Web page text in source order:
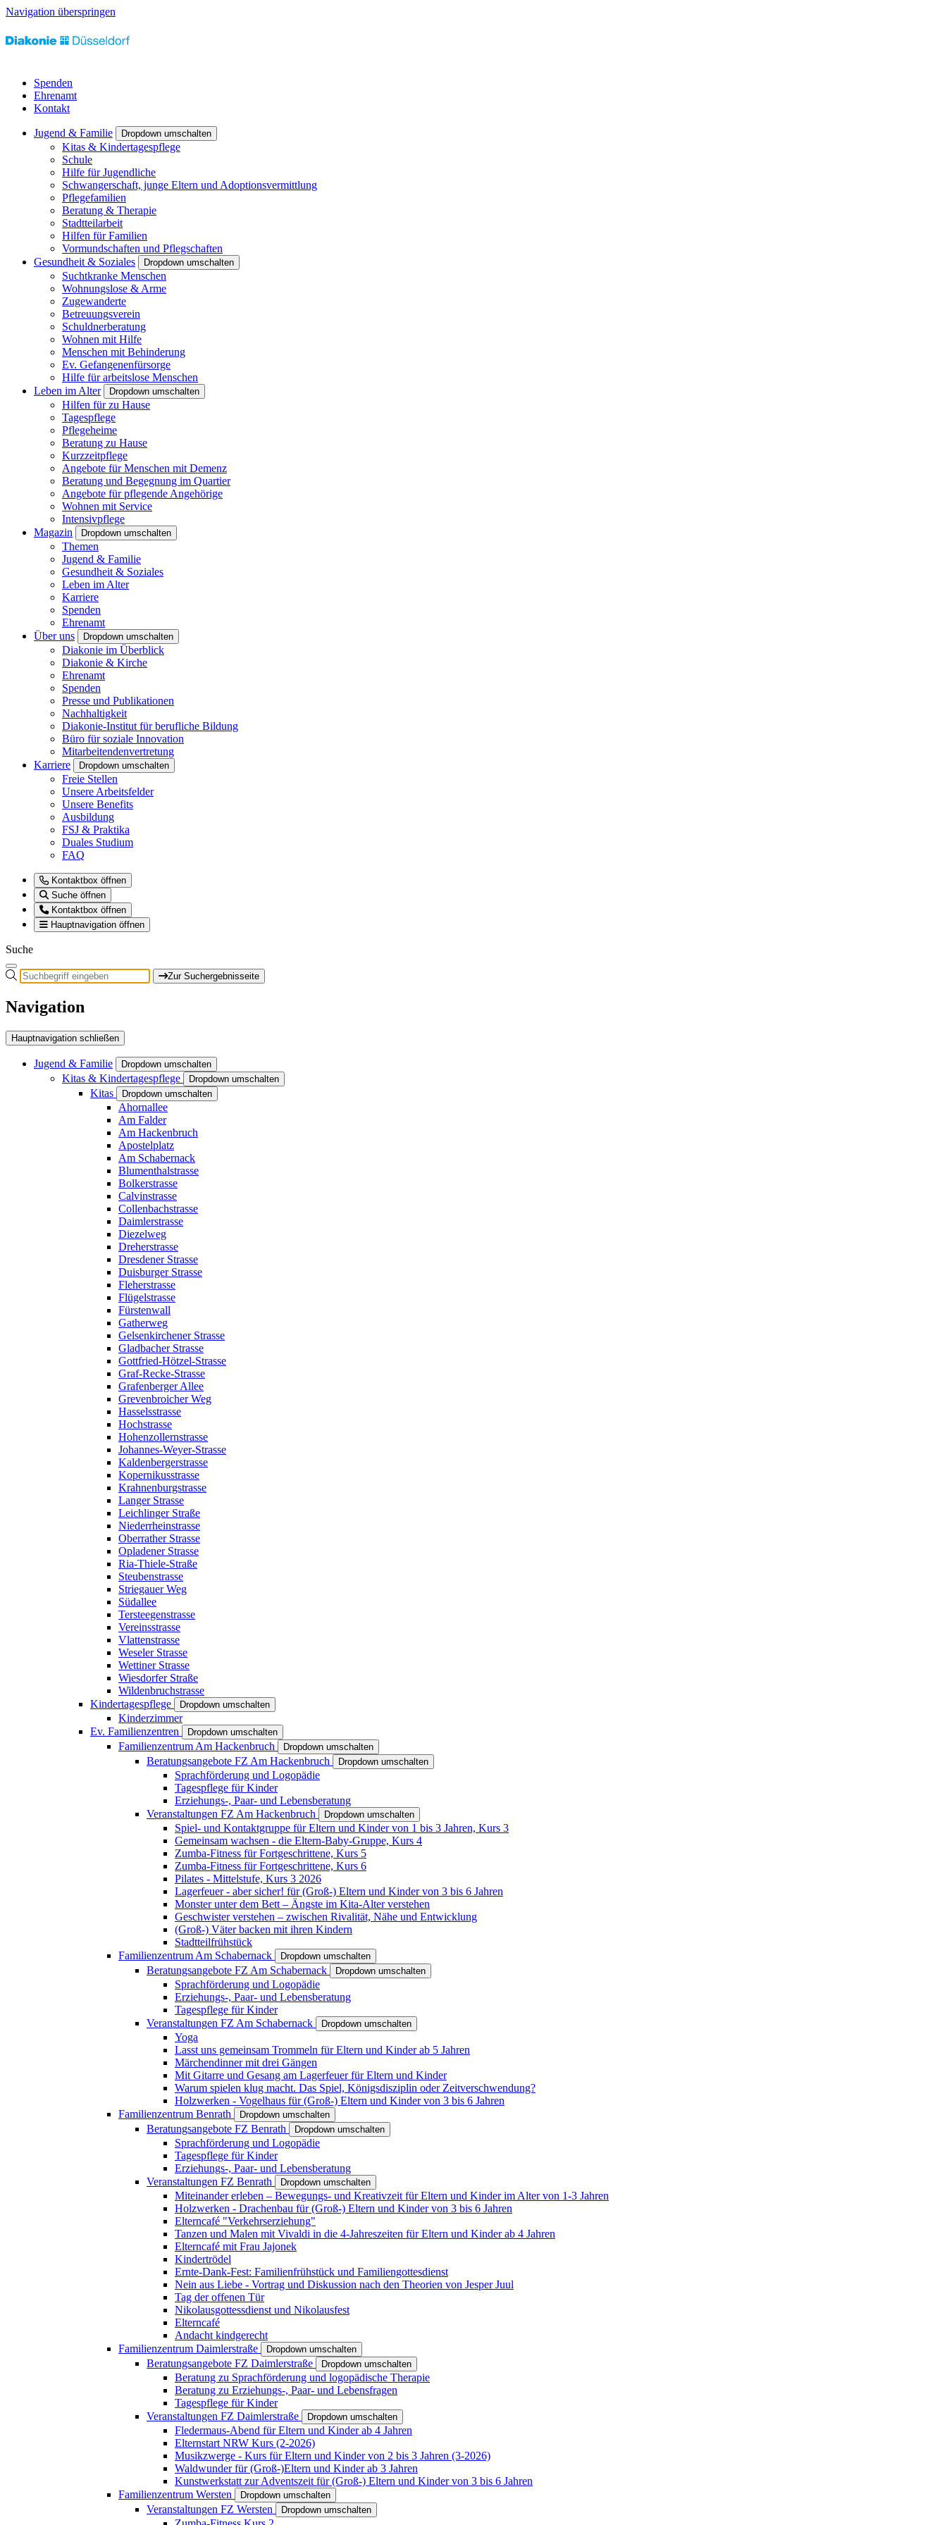
Navigation überspringen
Spenden
Ehrenamt
Kontakt
Jugend & Familie Dropdown umschalten
Kitas & Kindertagespflege
Schule
Hilfe für Jugendliche
Schwangerschaft, junge Eltern und Adoptionsvermittlung
Pflegefamilien
Beratung & Therapie
Stadtteilarbeit
Hilfen für Familien
Vormundschaften und Pflegschaften
Gesundheit & Soziales
Dropdown umschalten
Suchtkranke Menschen
Wohnungslose & Arme
Zugewanderte
Betreuungsverein
Schuldnerberatung
Wohnen mit Hilfe
Menschen mit Behinderung
Ev. Gefangenenfürsorge
Hilfe für arbeitslose Menschen
Leben im Alter
Dropdown umschalten
Hilfen für zu Hause
Tagespflege
Pflegeheime
Beratung zu Hause
Kurzzeitpflege
Angebote für Menschen mit Demenz
Beratung und Begegnung im Quartier
Angebote für pflegende Angehörige
Wohnen mit Service
Intensivpflege
Magazin
Dropdown umschalten
Themen
Jugend & Familie
Gesundheit & Soziales
Leben im Alter
Karriere
Spenden
Ehrenamt
Über uns
Dropdown umschalten
Diakonie im Überblick
Diakonie & Kirche
Ehrenamt
Spenden
Presse und Publikationen
Nachhaltigkeit
Diakonie-Institut für berufliche Bildung
Büro für soziale Innovation
Mitarbeitendenvertretung
Karriere
Dropdown umschalten
Freie Stellen
Unsere Arbeitsfelder
Unsere Benefits
Ausbildung
FSJ & Praktika
Duales Studium
FAQ
Kontaktbox öffnen
Suche öffnen
Kontaktbox öffnen
Hauptnavigation öffnen
Suche
Zur Suchergebnisseite
Navigation
Hauptnavigation schließen
Jugend & Familie Dropdown umschalten
Kitas & Kindertagespflege Dropdown umschalten
Kitas Dropdown umschalten
Ahornallee
Am Falder
Am Hackenbruch
Apostelplatz
Am Schabernack
Blumenthalstrasse
Bolkerstrasse
Calvinstrasse
Collenbachstrasse
Daimlerstrasse
Diezelweg
Dreherstrasse
Dresdener Strasse
Duisburger Strasse
Fleherstrasse
Flügelstrasse
Fürstenwall
Gatherweg
Gelsenkirchener Strasse
Gladbacher Strasse
Gottfried-Hötzel-Strasse
Graf-Recke-Strasse
Grafenberger Allee
Grevenbroicher Weg
Hasselsstrasse
Hochstrasse
Hohenzollernstrasse
Johannes-Weyer-Strasse
Kaldenbergerstrasse
Kopernikusstrasse
Krahnenburgstrasse
Langer Strasse
Leichlinger Straße
Niederrheinstrasse
Oberrather Strasse
Opladener Strasse
Ria-Thiele-Straße
Steubenstrasse
Striegauer Weg
Südallee
Tersteegenstrasse
Vereinsstrasse
Vlattenstrasse
Weseler Strasse
Wettiner Strasse
Wiesdorfer Straße
Wildenbruchstrasse
Kindertagespflege
Dropdown umschalten
Kinderzimmer
Ev. Familienzentren
Dropdown umschalten
Familienzentrum Am Hackenbruch Dropdown umschalten
Beratungsangebote FZ Am Hackenbruch Dropdown umschalten
Sprachförderung und Logopädie
Tagespflege für Kinder
Erziehungs-, Paar- und Lebensberatung
Veranstaltungen FZ Am Hackenbruch
Dropdown umschalten
Spiel- und Kontaktgruppe für Eltern und Kinder von 1 bis 3 Jahren, Kurs 3
Gemeinsam wachsen - die Eltern-Baby-Gruppe, Kurs 4
Zumba-Fitness für Fortgeschrittene, Kurs 5
Zumba-Fitness für Fortgeschrittene, Kurs 6
Pilates - Mittelstufe, Kurs 3 2026
Lagerfeuer - aber sicher! für (Groß-) Eltern und Kinder von 3 bis 6 Jahren
Monster unter dem Bett – Ängste im Kita-Alter verstehen
Geschwister verstehen – zwischen Rivalität, Nähe und Entwicklung
(Groß-) Väter backen mit ihren Kindern
Stadtteilfrühstück
Familienzentrum Am Schabernack
Dropdown umschalten
Beratungsangebote FZ Am Schabernack Dropdown umschalten
Sprachförderung und Logopädie
Erziehungs-, Paar- und Lebensberatung
Tagespflege für Kinder
Veranstaltungen FZ Am Schabernack
Dropdown umschalten
Yoga
Lasst uns gemeinsam Trommeln für Eltern und Kinder ab 5 Jahren
Märchendinner mit drei Gängen
Mit Gitarre und Gesang am Lagerfeuer für Eltern und Kinder
Warum spielen klug macht. Das Spiel, Königsdisziplin oder Zeitverschwendung?
Holzwerken - Vogelhaus für (Groß-) Eltern und Kinder von 3 bis 6 Jahren
Familienzentrum Benrath
Dropdown umschalten
Beratungsangebote FZ Benrath Dropdown umschalten
Sprachförderung und Logopädie
Tagespflege für Kinder
Erziehungs-, Paar- und Lebensberatung
Veranstaltungen FZ Benrath
Dropdown umschalten
Miteinander erleben – Bewegungs- und Kreativzeit für Eltern und Kinder im Alter von 1-3 Jahren
Holzwerken - Drachenbau für (Groß-) Eltern und Kinder von 3 bis 6 Jahren
Elterncafé "Verkehrserziehung"
Tanzen und Malen mit Vivaldi in die 4-Jahreszeiten für Eltern und Kinder ab 4 Jahren
Elterncafé mit Frau Jajonek
Kindertrödel
Ernte-Dank-Fest: Familienfrühstück und Familiengottesdienst
Nein aus Liebe - Vortrag und Diskussion nach den Theorien von Jesper Juul
Tag der offenen Tür
Nikolausgottessdienst und Nikolausfest
Elterncafé
Andacht kindgerecht
Familienzentrum Daimlerstraße
Dropdown umschalten
Beratungsangebote FZ Daimlerstraße Dropdown umschalten
Beratung zu Sprachförderung und logopädische Therapie
Beratung zu Erziehungs-, Paar- und Lebensfragen
Tagespflege für Kinder
Veranstaltungen FZ Daimlerstraße
Dropdown umschalten
Fledermaus-Abend für Eltern und Kinder ab 4 Jahren
Elternstart NRW Kurs (2-2026)
Musikzwerge - Kurs für Eltern und Kinder von 2 bis 3 Jahren (3-2026)
Waldwunder für (Groß-)Eltern und Kinder ab 3 Jahren
Kunstwerkstatt zur Adventszeit für (Groß-) Eltern und Kinder von 3 bis 6 Jahren
Familienzentrum Wersten
Dropdown umschalten
Veranstaltungen FZ Wersten Dropdown umschalten